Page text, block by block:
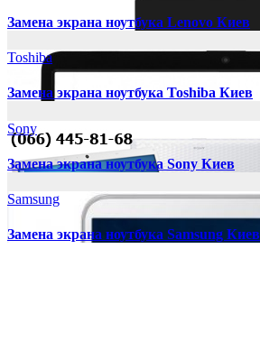
Замена экрана ноутбука Lenovo Киев
Toshiba
Замена экрана ноутбука Toshiba Киев
Sony
Замена экрана ноутбука Sony Киев
Samsung
Замена экрана ноутбука Samsung Киев